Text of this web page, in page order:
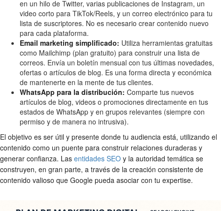
en un hilo de Twitter, varias publicaciones de Instagram, un
video corto para TikTok/Reels, y un correo electrónico para tu
lista de suscriptores. No es necesario crear contenido nuevo
para cada plataforma.
Email marketing simplificado: Utiliza herramientas gratuitas
como Mailchimp (plan gratuito) para construir una lista de
correos. Envía un boletín mensual con tus últimas novedades,
ofertas o artículos de blog. Es una forma directa y económica
de mantenerte en la mente de tus clientes.
WhatsApp para la distribución: Comparte tus nuevos
artículos de blog, videos o promociones directamente en tus
estados de WhatsApp y en grupos relevantes (siempre con
permiso y de manera no intrusiva).
El objetivo es ser útil y presente donde tu audiencia está, utilizando el
contenido como un puente para construir relaciones duraderas y
generar confianza. Las entidades SEO y la autoridad temática se
construyen, en gran parte, a través de la creación consistente de
contenido valioso que Google pueda asociar con tu expertise.